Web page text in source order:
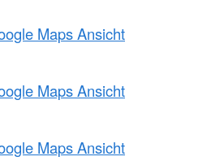
Maps Ansicht
Maps Ansicht
Maps Ansicht